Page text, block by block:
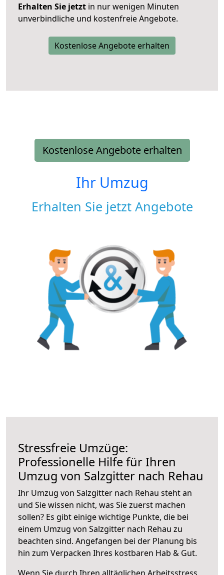
Erhalten Sie jetzt in nur wenigen Minuten
unverbindliche und kostenfreie Angebote.
Kostenlose Angebote erhalten
Kostenlose Angebote erhalten
Ihr Umzug
Erhalten Sie jetzt Angebote
Stressfreie Umzüge:
Professionelle Hilfe für Ihren
Umzug von Salzgitter nach Rehau
Ihr Umzug von Salzgitter nach Rehau steht an
und Sie wissen nicht, was Sie zuerst machen
sollen? Es gibt einige wichtige Punkte, die bei
einem Umzug von Salzgitter nach Rehau zu
beachten sind. Angefangen bei der Planung bis
hin zum Verpacken Ihres kostbaren Hab & Gut.